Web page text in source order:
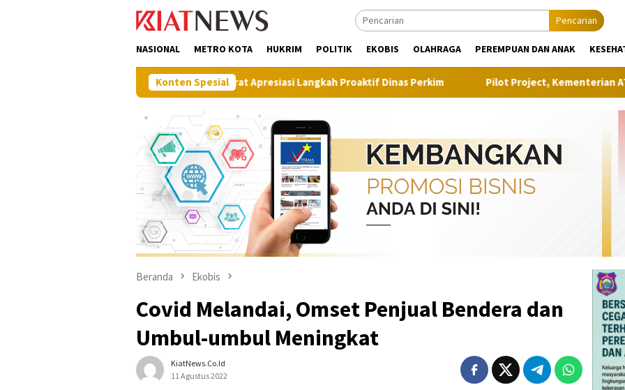
Pencarian
NASIONAL METRO KOTA HUKRIM POLITIK EKOBIS OLAHRAGA PEREMPUAN DAN ANAK
Konten Spesial
Pembangunan, BPN Muna Barat Apresiasi Langkah Proaktif Dinas Perkim Pilot Project, Kementerian ATR/BPN Uji
Beranda Ekobis
Covid Melandai, Omset Penjual Bendera dan
Umbul-umbul Meningkat
KiatNews.co.id
11 Agustus 2022